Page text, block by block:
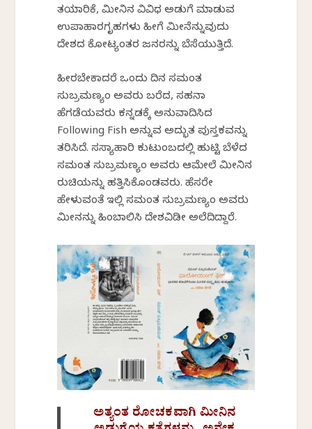
ತಯಾರಿಕೆ, ಮೀನಿನ ವಿವಿಧ ಅಡುಗೆ ಮಾಡುವ
ಉಪಾಹಾರಗೃಹಗಳು ಹೀಗೆ ಮೀನೆನ್ನುವುದು
ದೇಶದ ಕೋಟ್ಯಂತರ ಜನರನ್ನು ಬೆಸೆಯುತ್ತಿದೆ.
ಹೀಗಿರಬೇಕಾದರೆ ಒಂದು ದಿನ ಸಮಂತ
ಸುಬ್ರಮಣ್ಯಂ ಅವರು ಬರೆದ, ಸಹನಾ
ಹೆಗಡೆಯವರು ಕನ್ನಡಕ್ಕೆ ಅನುವಾದಿಸಿದ
Following Fish ಅನ್ನುವ ಅದ್ಭುತ ಪುಸ್ತಕವನ್ನು
ತರಿಸಿದೆ. ಸಸ್ಯಾಹಾರಿ ಕುಟುಂಬದಲ್ಲಿ ಹುಟ್ಟಿ ಬೆಳೆದ
ಸಮಂತ ಸುಬ್ರಮಣ್ಯಂ ಅವರು ಆಮೇಲೆ ಮೀನಿನ
ರುಚಿಯನ್ನು ಹತ್ತಿಸಿಕೊಂಡವರು. ಹೆಸರೇ
ಹೇಳುವಂತೆ ಇಲ್ಲಿ ಸಮಂತ ಸುಬ್ರಮಣ್ಯಂ ಅವರು
ಮೀನನ್ನು ಹಿಂಬಾಲಿಸಿ ದೇಶವಿಡೀ ಅಲೆದಿದ್ದಾರೆ.
ಅತ್ಯಂತ ರೋಚಕವಾಗಿ ಮೀನಿನ